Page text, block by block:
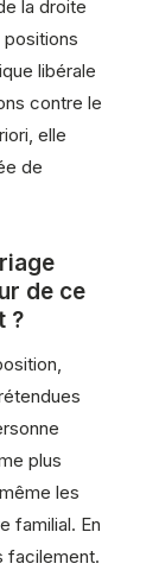
la droite
libérale
contre le
elle
de
de ce
?
plus
les
familial. En
facilement.